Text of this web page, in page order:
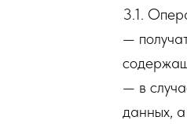
3.1.
—
— в
данных,